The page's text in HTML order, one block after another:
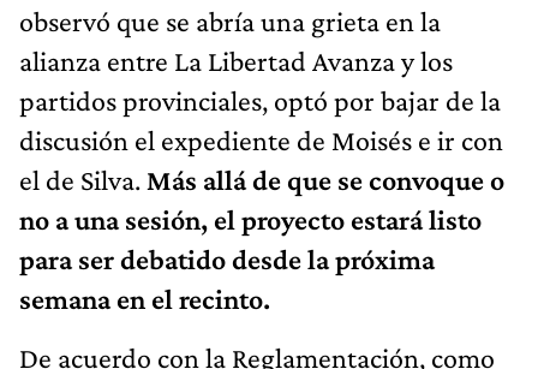
observó que se abría una grieta en la
alianza entre La Libertad Avanza y los
partidos provinciales, optó por bajar de la
discusión el expediente de Moisés e ir con
el de Silva.Más allá de que se convoque o
no a una sesión, el proyecto estará listo
para ser debatido desde la próxima
semana en el recinto.
De acuerdo con la Reglamentación, como